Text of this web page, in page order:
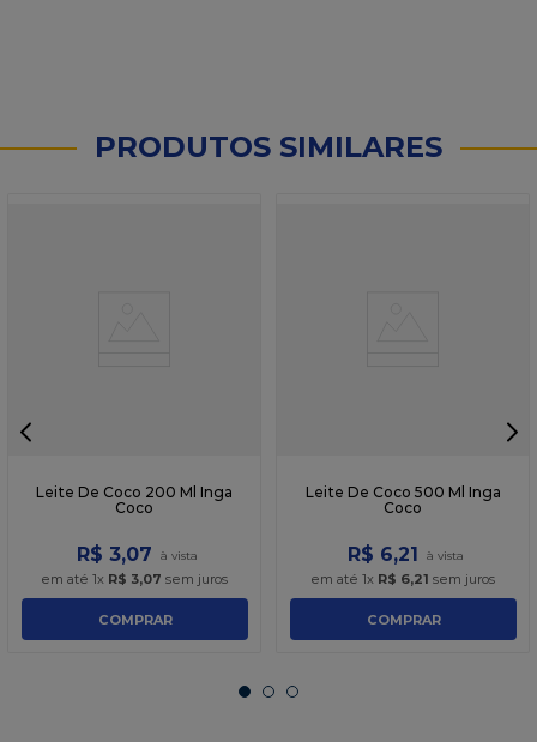
PRODUTOS SIMILARES
Leite De Coco 200 Ml Inga
Coco
R$ 3,07
em até 1x R$ 3,07 sem juros
COMPRAR
Leite De Coco 500 Ml Inga
Coco
R$ 6,21
em até 1x R$ 6,21 sem juros
COMPRAR